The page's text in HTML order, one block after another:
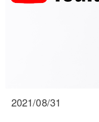
2021/08/31